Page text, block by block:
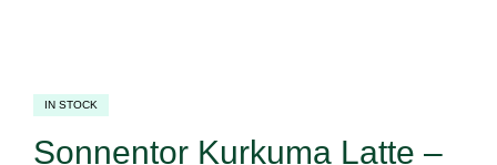
IN STOCK
Sonnentor Kurkuma Latte –